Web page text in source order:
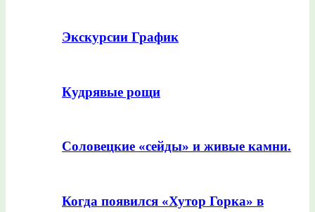
Экскурсии График
Кудрявые рощи
Соловецкие «сейды» и живые камни.
Когда появился «Хутор Горка» в